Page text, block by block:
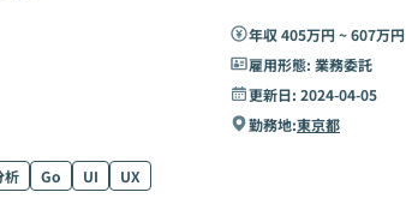
年収 405万円 ~ 607万円
雇用形態: 業務委託
更新日: 2024-04-05
勤務地:東京都
析 Go UI UX